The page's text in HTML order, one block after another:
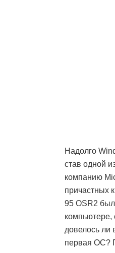
Надолго
став одной
компанию
причастных
95 OSR2
компьютере,
довелось ли
первая ОС?